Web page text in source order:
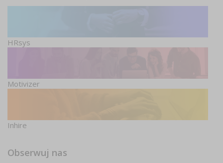
HRsys
Motivizer
Inhire
Obserwuj nas